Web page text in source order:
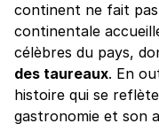
continent ne fait
continentale
célèbres du pays,
des taureaux. En
histoire qui se
gastronomie et son